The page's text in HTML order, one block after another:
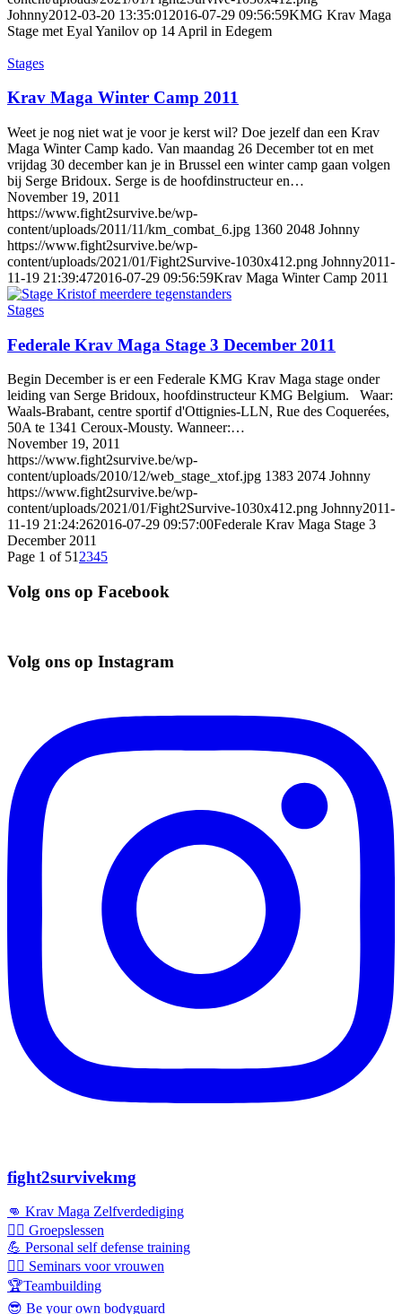
Johnny2012-03-20 13:35:01 2016-07-29 09:56:59KMG Krav Maga
Stage met Eyal Yanilov op 14 April in Edegem
Stages
Krav Maga Winter Camp 2011
Weet je nog niet wat je voor je kerst wil? Doe jezelf dan een Krav
Maga Winter Camp kado. Van maandag 26 December tot en met
vrijdag 30 december kan je in Brussel een winter camp gaan volgen
bij Serge Bridoux. Serge is de hoofdinstructeur en…
November 19, 2011
https://www.fight2survive.be/wp-
content/uploads/2011/11/km_combat_6.jpg 1360 2048 Johnny
https://www.fight2survive.be/wp-
content/uploads/2021/01/Fight2Survive-1030x412.png Johnny2011-
11-19 21:39:472016-07-29 09:56:59Krav Maga Winter Camp 2011
Stages
Federale Krav Maga Stage 3 December 2011
Begin December is er een Federale KMG Krav Maga stage onder
leiding van Serge Bridoux, hoofdinstructeur KMG Belgium. Waar:
Waals-Brabant, centre sportif d'Ottignies-LLN, Rue des Coquerées,
50A te 1341 Ceroux-Mousty. Wanneer:…
November 19, 2011
https://www.fight2survive.be/wp-
content/uploads/2010/12/web_stage_xtof.jpg 1383 2074 Johnny
https://www.fight2survive.be/wp-
content/uploads/2021/01/Fight2Survive-1030x412.png Johnny2011-
11-19 21:24:262016-07-29 09:57:00Federale Krav Maga Stage 3
December 2011
Page 1 of 51 2345
Volg ons op Facebook
Volg ons op Instagram
fight2survivekmg
👊 Krav Maga Zelfverdediging
🤼‍♀️ Groepslessen
💪 Personal self defense training
💁‍♀️ Seminars voor vrouwen
🏆Teambuilding
😎 Be your own bodyguard